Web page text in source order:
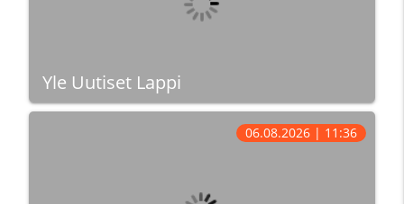
Yle Uutiset Lappi
06.08.2026 | 11:36